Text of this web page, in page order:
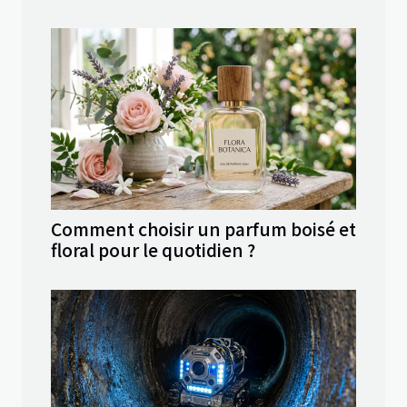
Comment choisir un parfum boisé et
floral pour le quotidien ?